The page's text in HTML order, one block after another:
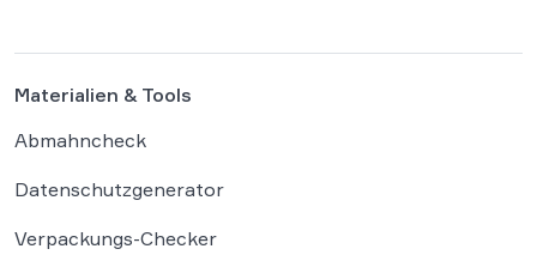
Digitalisierung […]
Materialien & Tools
Abmahncheck
Datenschutzgenerator
Verpackungs-Checker